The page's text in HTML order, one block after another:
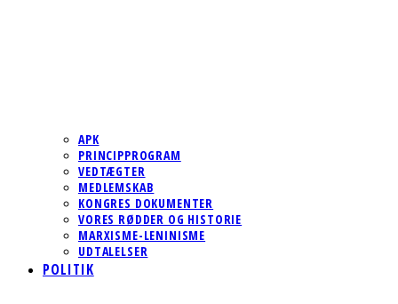
APK
PRINCIPPROGRAM
VEDTÆGTER
MEDLEMSKAB
KONGRES DOKUMENTER
VORES RØDDER OG HISTORIE
MARXISME-LENINISME
UDTALELSER
POLITIK